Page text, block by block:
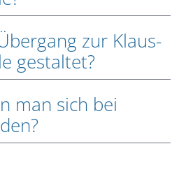
zur Klaus-
gestaltet?
man sich bei